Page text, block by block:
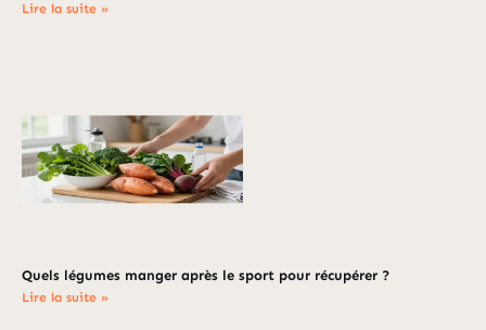
Lire la suite »
Quels légumes manger après le sport pour récupérer ?
Lire la suite »